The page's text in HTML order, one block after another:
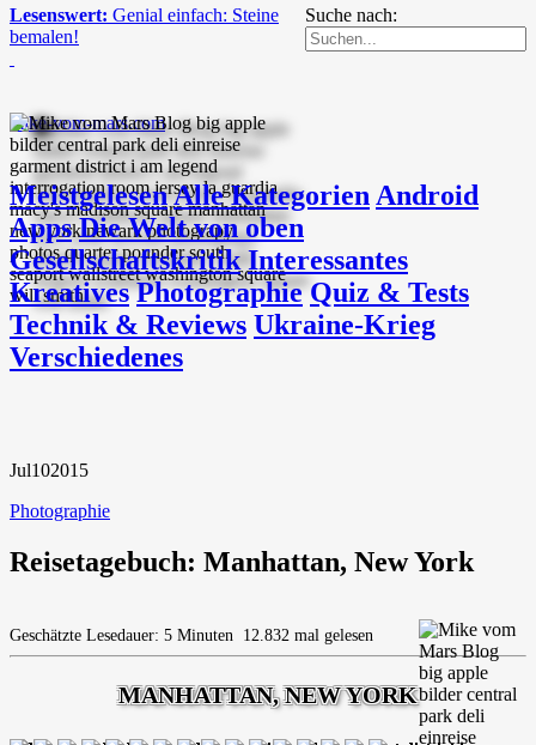
Suche nach:
Lesenswert: Genial einfach: Steine
bemalen!
mike-vom-mars.com
MeistgelesenAlle Kategorien Android
Apps Die Welt von oben
Gesellschaftskritik Interessantes
Kreatives Photographie Quiz & Tests
Technik & Reviews Ukraine-Krieg
Verschiedenes
Jul102015
Photographie
Reisetagebuch: Manhattan, New York
Geschätzte Lesedauer: 5 Minuten 12.832 mal gelesen
MANHATTAN, NEW YORK